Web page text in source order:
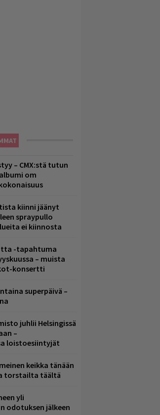
– CMX:stä tutun
om
kiinni jäänyt
spraypullo
ei kiinnosta
-tapahtuma
– muista
konsertti
superpäivä –
juhlii Helsingissä
–
loistoesiintyjät
keikka tänään
torstailta täältä
yli
odotuksen jälkeen